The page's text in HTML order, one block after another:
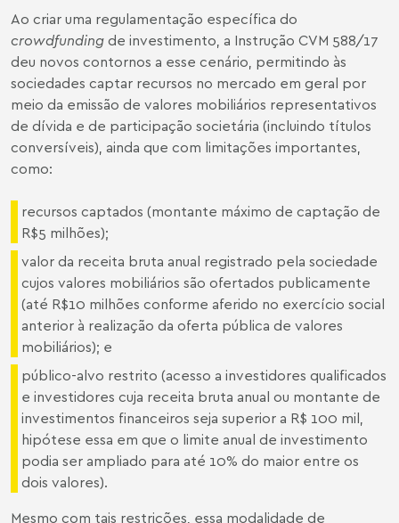
Ao criar uma regulamentação específica do
crowdfunding de investimento, a Instrução CVM 588/17
deu novos contornos a esse cenário, permitindo às
sociedades captar recursos no mercado em geral por
meio da emissão de valores mobiliários representativos
de dívida e de participação societária (incluindo títulos
conversíveis), ainda que com limitações importantes,
como:
recursos captados (montante máximo de captação de
R$5 milhões);
valor da receita bruta anual registrado pela sociedade
cujos valores mobiliários são ofertados publicamente
(até R$10 milhões conforme aferido no exercício social
anterior à realização da oferta pública de valores
mobiliários); e
público-alvo restrito (acesso a investidores qualificados
e investidores cuja receita bruta anual ou montante de
investimentos financeiros seja superior a R$ 100 mil,
hipótese essa em que o limite anual de investimento
podia ser ampliado para até 10% do maior entre os
dois valores).
Mesmo com tais restrições, essa modalidade de